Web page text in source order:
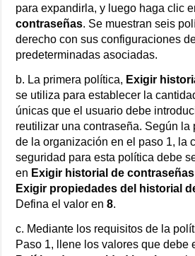
para expandirla, y luego haga clic
contraseñas. Se muestran seis
derecho con sus configuraciones
predeterminadas asociadas.
b. La primera política, Exigir
se utiliza para establecer la
únicas que el usuario debe
reutilizar una contraseña. Según la
de la organización en el paso 1, la
seguridad para esta política debe
en Exigir historial de contraseñas
Exigir propiedades del historial
Defina el valor en8.
c. Mediante los requisitos de la
Paso 1, llene los valores que debe